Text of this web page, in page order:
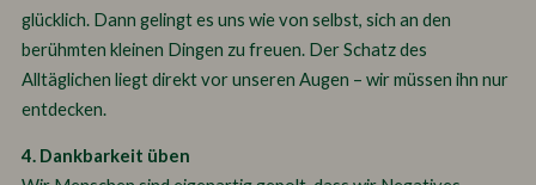
glücklich. Dann gelingt es uns wie von selbst, sich an den
berühmten kleinen Dingen zu freuen. Der Schatz des
Alltäglichen liegt direkt vor unseren Augen – wir müssen ihn nur
entdecken.
4. Dankbarkeit üben